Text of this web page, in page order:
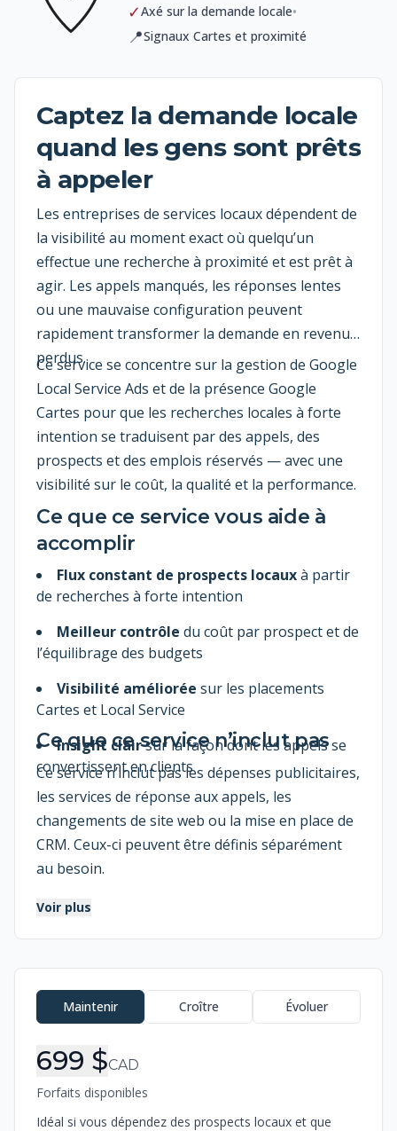
✓Axé sur la demande locale•
📍Signaux Cartes et proximité
Captez la demande locale
quand les gens sont prêts
à appeler
Les entreprises de services locaux dépendent de
la visibilité au moment exact où quelqu’un
effectue une recherche à proximité et est prêt à
agir. Les appels manqués, les réponses lentes
ou une mauvaise configuration peuvent
rapidement transformer la demande en revenus
perdus.
Ce service se concentre sur la gestion de Google
Local Service Ads et de la présence Google
Cartes pour que les recherches locales à forte
intention se traduisent par des appels, des
prospects et des emplois réservés — avec une
visibilité sur le coût, la qualité et la performance.
Ce que ce service vous aide à
accomplir
Flux constant de prospects locauxà partir
de recherches à forte intention
Meilleur contrôle du coût par prospect et de
l’équilibrage des budgets
Visibilité améliorée sur les placements
Cartes et Local Service
Insight clairsur la façon dont les appels se
convertissent en clients
Ce que ce service n’inclut pas
Ce service n’inclut pas les dépenses publicitaires,
les services de réponse aux appels, les
changements de site web ou la mise en place de
CRM. Ceux-ci peuvent être définis séparément
au besoin.
Voir plus
Informations de commande
Maintenir Croître Évoluer
699 $CAD
Forfaits disponibles
Idéal si vous dépendez des prospects locaux et que